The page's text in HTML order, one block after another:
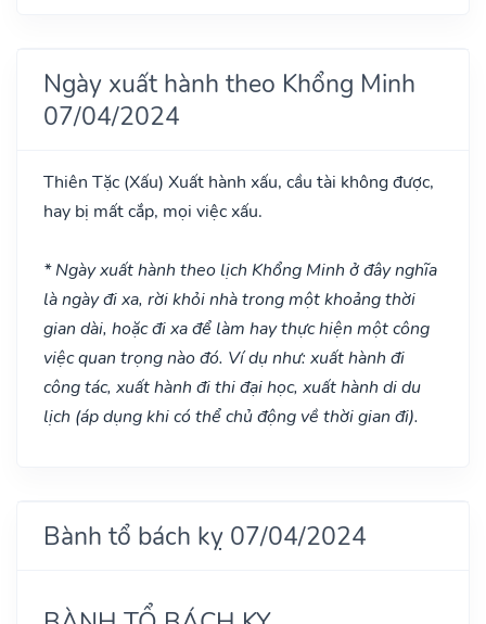
Ngày xuất hành theo Khổng Minh
07/04/2024
Thiên Tặc (Xấu) Xuất hành xấu, cầu tài không được,
hay bị mất cắp, mọi việc xấu.
* Ngày xuất hành theo lịch Khổng Minh ở đây nghĩa
là ngày đi xa, rời khỏi nhà trong một khoảng thời
gian dài, hoặc đi xa để làm hay thực hiện một công
việc quan trọng nào đó. Ví dụ như: xuất hành đi
công tác, xuất hành đi thi đại học, xuất hành di du
lịch (áp dụng khi có thể chủ động về thời gian đi).
Bành tổ bách kỵ 07/04/2024